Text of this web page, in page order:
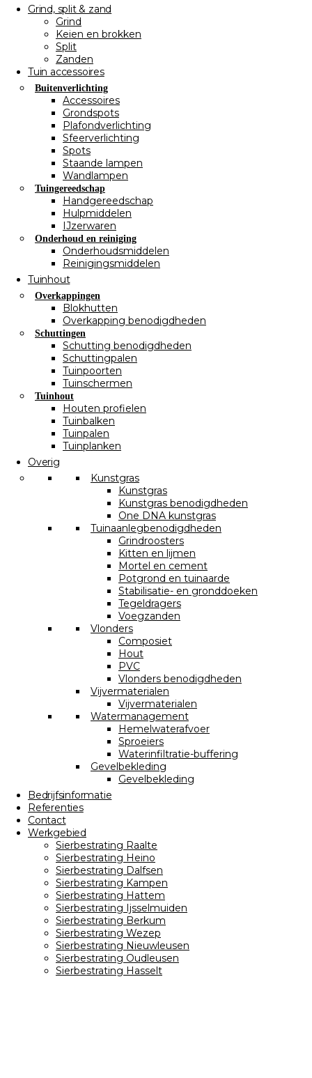
Grind, split & zand
Grind
Keien en brokken
Split
Zanden
Tuin accessoires
Buitenverlichting
Accessoires
Grondspots
Plafondverlichting
Sfeerverlichting
Spots
Staande lampen
Wandlampen
Tuingereedschap
Handgereedschap
Hulpmiddelen
IJzerwaren
Onderhoud en reiniging
Onderhoudsmiddelen
Reinigingsmiddelen
Tuinhout
Overkappingen
Blokhutten
Overkapping benodigdheden
Schuttingen
Schutting benodigdheden
Schuttingpalen
Tuinpoorten
Tuinschermen
Tuinhout
Houten profielen
Tuinbalken
Tuinpalen
Tuinplanken
Overig
Kunstgras
Kunstgras
Kunstgras benodigdheden
One DNA kunstgras
Tuinaanlegbenodigdheden
Grindroosters
Kitten en lijmen
Mortel en cement
Potgrond en tuinaarde
Stabilisatie- en gronddoeken
Tegeldragers
Voegzanden
Vlonders
Composiet
Hout
PVC
Vlonders benodigdheden
Vijvermaterialen
Vijvermaterialen
Watermanagement
Hemelwaterafvoer
Sproeiers
Waterinfiltratie-buffering
Gevelbekleding
Gevelbekleding
Bedrijfsinformatie
Referenties
Contact
Werkgebied
Sierbestrating Raalte
Sierbestrating Heino
Sierbestrating Dalfsen
Sierbestrating Kampen
Sierbestrating Hattem
Sierbestrating Ijsselmuiden
Sierbestrating Berkum
Sierbestrating Wezep
Sierbestrating Nieuwleusen
Sierbestrating Oudleusen
Sierbestrating Hasselt